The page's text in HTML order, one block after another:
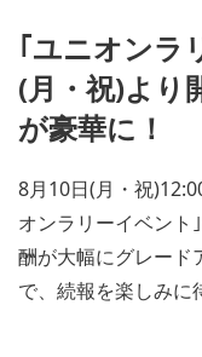
｢ユニオンラ
(月・祝)より
が豪華に！
8月10日(月・祝
オンラリーイベント
酬が大幅にグレー
で、続報を楽しみに